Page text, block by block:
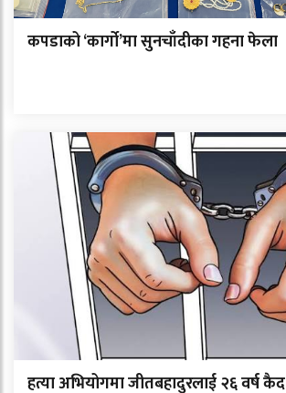
कपडाको ‘कार्गो’मा सुनचाँदीका गहना फेला
हत्या अभियोगमा जीतबहादुरलाई २६ वर्ष कैद